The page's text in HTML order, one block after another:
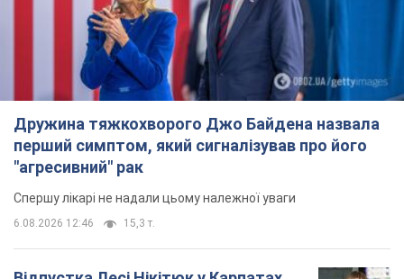
Спершу лікарі не надали цьому належної уваги
6.08.2026 12:46 15,3 т.
Відпустка Лесі Нікітюк у Карпатах
обернулася скандалом: чому ведучу
несправедливо захейтили
Знаменитість вийшла на пряму комунікацію в